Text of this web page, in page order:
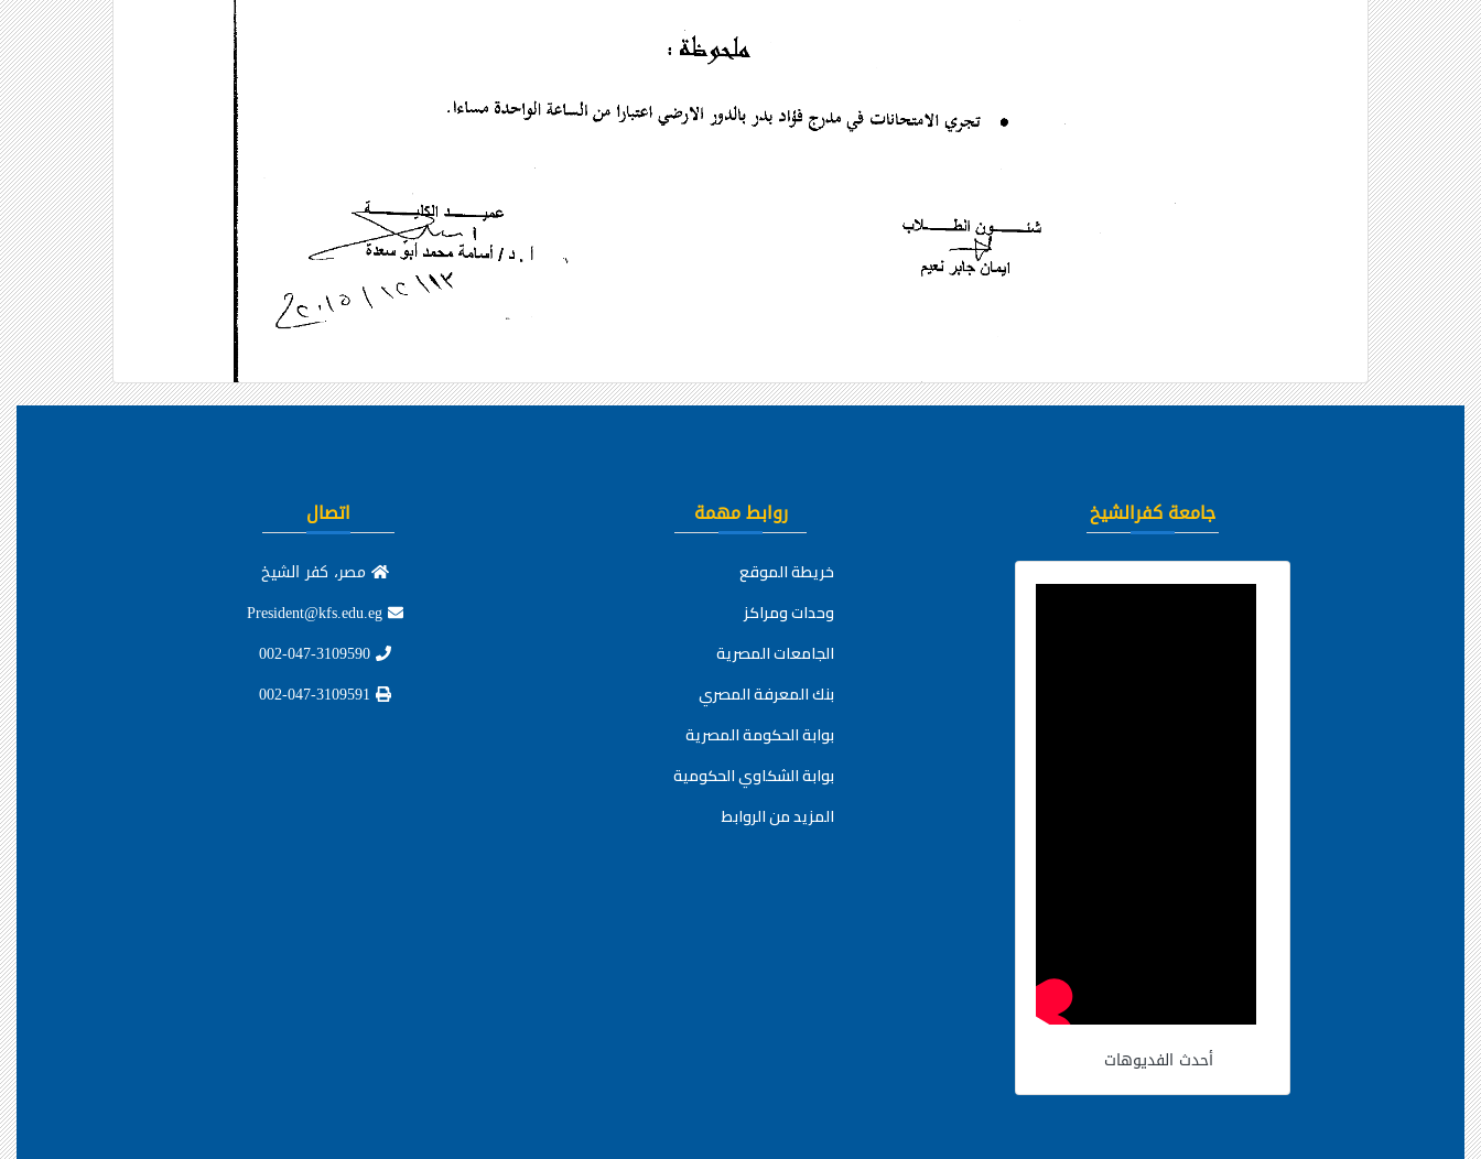
جامعة كفرالشيخ
أحدث الفديوهات
روابط مهمة
خريطة الموقع
وحدات ومراكز
الجامعات المصرية
بنك المعرفة المصري
بوابة الحكومة المصرية
بوابة الشكاوي الحكومية
المزيد من الروابط
اتصال
مصر، كفر الشيخ